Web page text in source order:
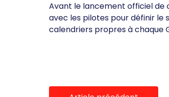
Avant le lancement officiel de
avec les pilotes pour définir
calendriers propres à chaque